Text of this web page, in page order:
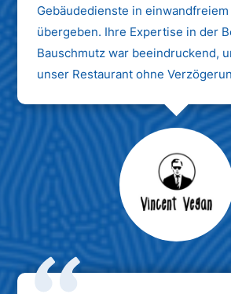
Gebäudedienste in einwandfreiem
übergeben. Ihre Expertise in der
Bauschmutz war beeindruckend,
unser Restaurant ohne
Max Mustermann
Unternehmen AG